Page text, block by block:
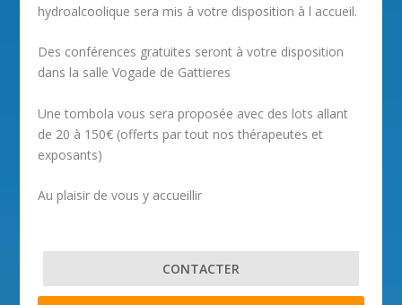
hydroalcoolique sera mis à votre disposition à l accueil.
Des conférences gratuites seront à votre disposition
dans la salle Vogade de Gattieres
Une tombola vous sera proposée avec des lots allant
de 20 à 150€ (offerts par tout nos thérapeutes et
exposants)
Au plaisir de vous y accueillir
CONTACTER